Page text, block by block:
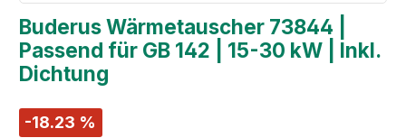
Buderus Wärmetauscher 73844 |
Passend für GB 142 | 15-30 kW | Inkl.
Dichtung
-18.23 %